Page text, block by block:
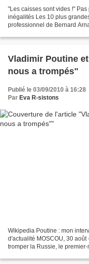
"Les caisses sont vides !"
inégalités Les 10 plus
professionnel de Bernard
Vladimir Poutine
nous a trompés"
Publié le 03/09/2010 à 16:28
Par Eva R-sistons
Wikipedia Poutine : mon
d'actualité MOSCOU, 30
tromper la Russie, le